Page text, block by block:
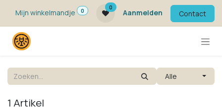
Mijn winkelmandje
0
0
Aanmelden Contact
Alle
1 Artikel